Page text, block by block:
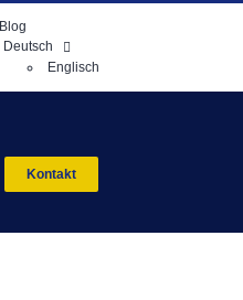
Blog
Deutsch
Englisch
Kontakt